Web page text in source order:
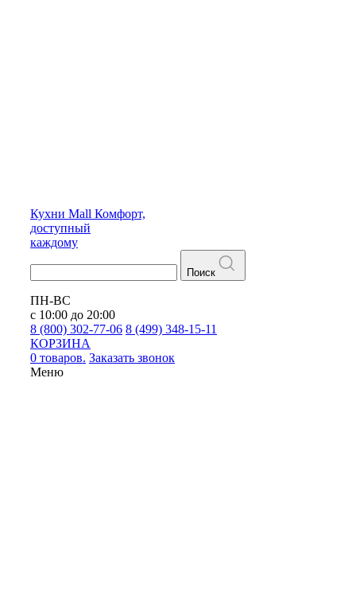
Кухни Mall Комфорт,
доступный
каждому
Поиск
ПН-ВС
с 10:00 до 20:00
8 (800) 302-77-06 8 (499) 348-15-11
КОРЗИНА
0 товаров. Заказать звонок
Меню